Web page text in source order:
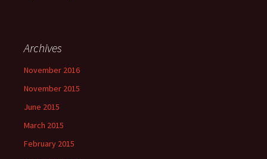
Archives
November 2016
November 2015
June 2015
March 2015
February 2015